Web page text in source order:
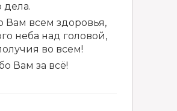
дела.
Вам всем здоровья,
неба над головой,
во всем!
Вам за всё!